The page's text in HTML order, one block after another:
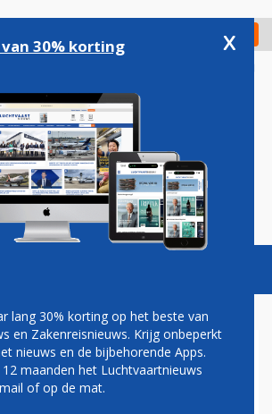
Check in
Podcasts Vacatures
ZOEK NAAR
IN AZIË
30% korting x
lang 30% korting op het beste van
en Zakenreisnieuws. Krijg onbeperkt
nieuws en de bijbehorende Apps.
maanden het Luchtvaartnieuws
of op de mat.